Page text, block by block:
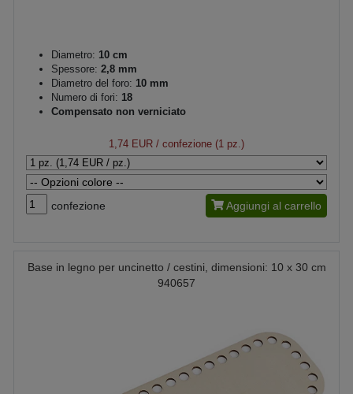
Diametro: 10 cm
Spessore: 2,8 mm
Diametro del foro: 10 mm
Numero di fori: 18
Compensato non verniciato
1,74 EUR / confezione (1 pz.)
confezione Aggiungi al carrello
Base in legno per uncinetto / cestini, dimensioni: 10 x 30 cm
940657